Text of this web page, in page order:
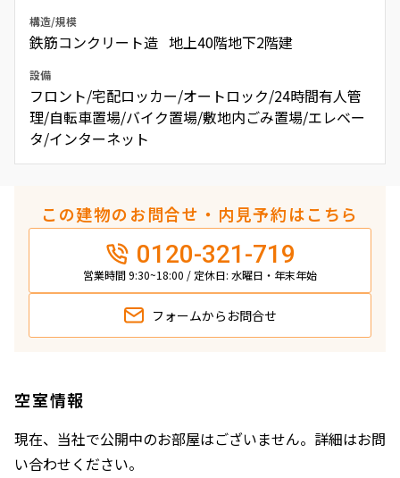
構造/規模
鉄筋コンクリート造 地上40階地下2階建
設備
フロント/宅配ロッカー/オートロック/24時間有人管
理/自転車置場/バイク置場/敷地内ごみ置場/エレベー
タ/インターネット
この建物のお問合せ・内見予約はこちら
0120-321-719
営業時間 9:30~18:00 / 定休日: 水曜日・年末年始
フォームから お問合せ
空室情報
現在、当社で公開中のお部屋はございません。詳細はお問
い合わせください。